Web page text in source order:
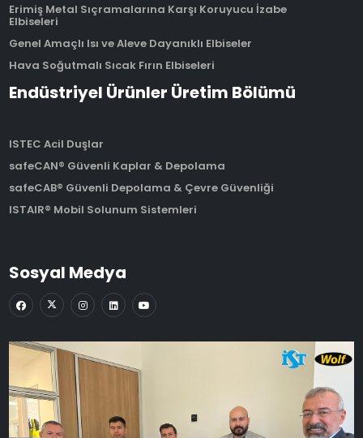
Erimiş Metal Sıçramalarına Karşı Koruyucu İzabe
Elbiseleri
Genel Amaçlı Isı ve Aleve Dayanıklı Elbiseler
Hava Soğutmalı Sıcak Fırın Elbiseleri
Endüstriyel Ürünler Üretim Bölümü
ISTEC Acil Duşlar
safeCAN® Güvenli Kaplar & Depolama
safeCAB® Güvenli Depolama & Çevre Güvenliği
ISTAIR® Mobil Solunum Sistemleri
Sosyal Medya